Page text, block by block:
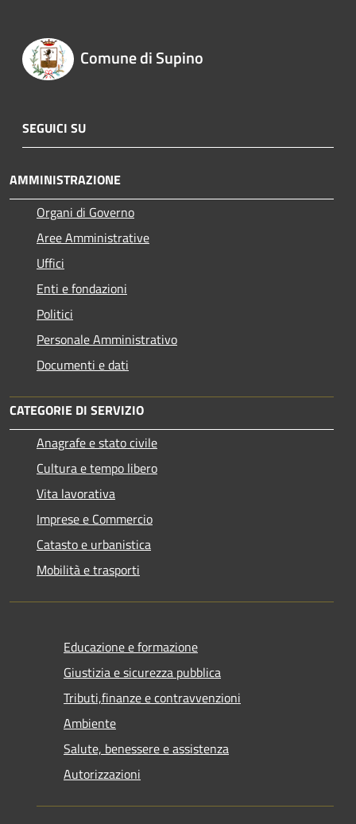
Comune di Supino
SEGUICI SU
AMMINISTRAZIONE
Organi di Governo
Aree Amministrative
Uffici
Enti e fondazioni
Politici
Personale Amministrativo
Documenti e dati
CATEGORIE DI SERVIZIO
Anagrafe e stato civile
Cultura e tempo libero
Vita lavorativa
Imprese e Commercio
Catasto e urbanistica
Mobilità e trasporti
Educazione e formazione
Giustizia e sicurezza pubblica
Tributi,finanze e contravvenzioni
Ambiente
Salute, benessere e assistenza
Autorizzazioni